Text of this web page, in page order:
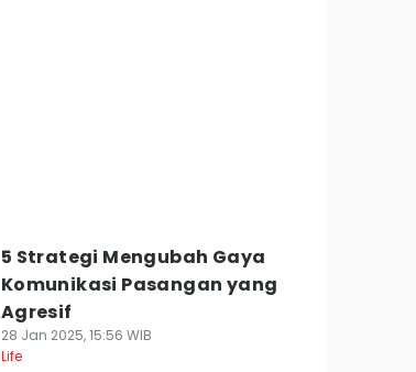
5 Strategi Mengubah Gaya
Komunikasi Pasangan yang
Agresif
28 Jan 2025, 15:56 WIB
Life